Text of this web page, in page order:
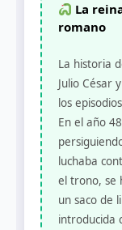
La
romano
La historia
Julio César y
los
En el año
luchaba
el trono, se
un saco de
introducida